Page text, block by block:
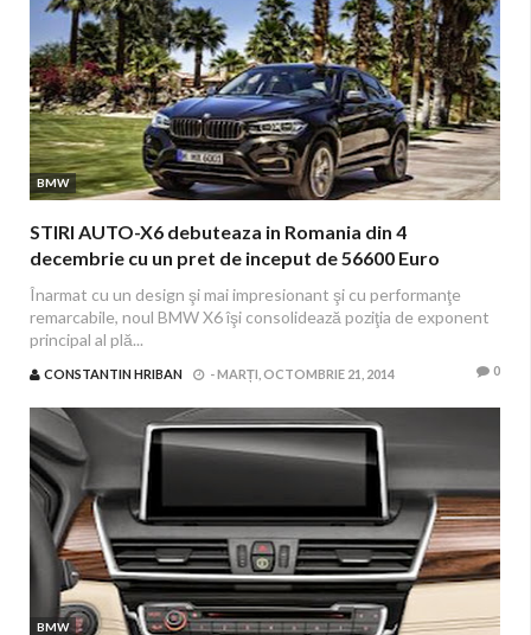
BMW
STIRI AUTO-X6 debuteaza in Romania din 4
decembrie cu un pret de inceput de 56600 Euro
Înarmat cu un design şi mai impresionant şi cu performanţe
remarcabile, noul BMW X6 îşi consolidează poziţia de exponent
principal al plă...
CONSTANTIN HRIBAN -MARȚI, OCTOMBRIE 21, 2014 0
BMW